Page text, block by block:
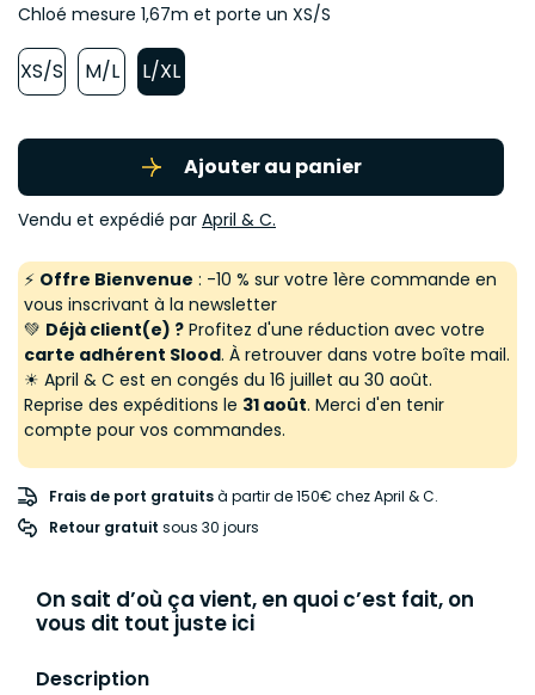
Chloé mesure 1,67m et porte un XS/S
XS/S M/L L/XL
Ajouter au panier
Vendu et expédié par April & C.
⚡ Offre Bienvenue : -10 % sur votre 1ère commande en
vous inscrivant à la newsletter
💚 Déjà client(e) ? Profitez d'une réduction avec votre
carte adhérent Slood. À retrouver dans votre boîte mail.
☀ April & C est en congés du 16 juillet au 30 août.
Reprise des expéditions le 31 août. Merci d'en tenir
compte pour vos commandes.
Frais de port gratuitsà partir de 150€ chez April & C.
Retour gratuit sous 30 jours
On sait d’où ça vient, en quoi c’est fait, on
vous dit tout juste ici
Description